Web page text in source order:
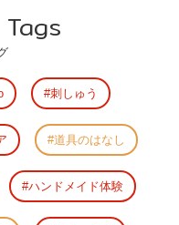
刺しゅう
道具のはなし
ハンドメイド体験